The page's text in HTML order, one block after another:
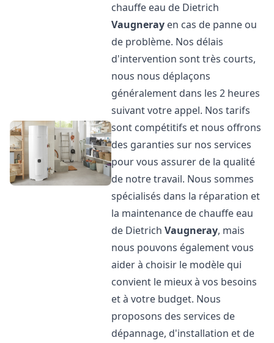
chauffe eau de Dietrich
Vaugneray en cas de panne ou
de problème. Nos délais
d'intervention sont très courts,
nous nous déplaçons
généralement dans les 2 heures
suivant votre appel. Nos tarifs
sont compétitifs et nous offrons
des garanties sur nos services
pour vous assurer de la qualité
de notre travail. Nous sommes
spécialisés dans la réparation et
la maintenance de chauffe eau
de DietrichVaugneray, mais
nous pouvons également vous
aider à choisir le modèle qui
convient le mieux à vos besoins
et à votre budget. Nous
proposons des services de
dépannage, d'installation et de